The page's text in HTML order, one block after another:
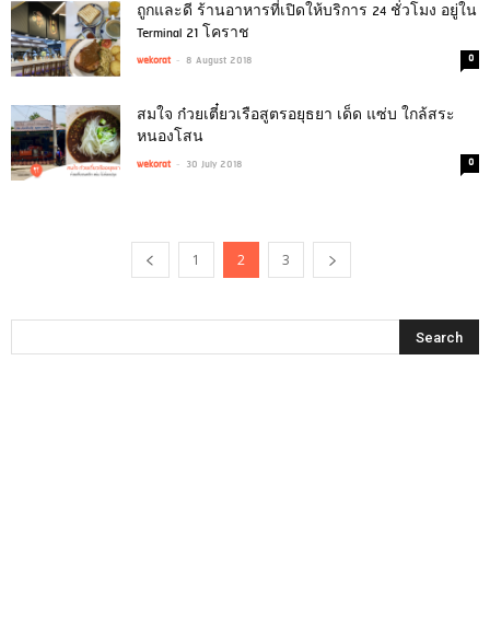
ถูกและดี ร้านอาหารที่เปิดให้บริการ 24 ชั่วโมง อยู่ใน
Terminal 21 โคราช
wekorat - 8 August 2018 0
สมใจ ก๋วยเตี๋ยวเรือสูตรอยุธยา เด็ด แซ่บ ใกล้สระ
หนองโสน
wekorat - 30 July 2018 0
1 2 3